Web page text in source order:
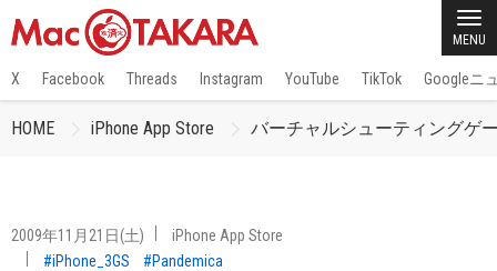
MENU
X Facebook Threads Instagram YouTube TikTok Googleニ
HOME iPhone App Store バーチャルシューティングゲ
2009年11月21日(土)
iPhone App Store
#iPhone_3GS
#Pandemica